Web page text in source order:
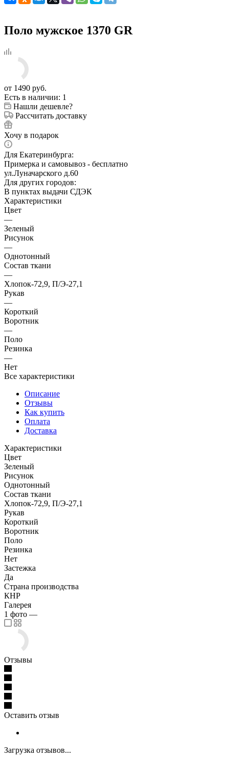
Поло мужское 1370 GR
от 1490 руб.
Есть в наличии: 1
Нашли дешевле?
Рассчитать доставку
Хочу в подарок
Для Екатеринбурга:
Примерка и самовывоз - бесплатно
ул.Луначарского д.60
Для других городов:
В пунктах выдачи СДЭК
Характеристики
Цвет
—
Зеленый
Рисунок
—
Однотонный
Состав ткани
—
Хлопок-72,9, П/Э-27,1
Рукав
—
Короткий
Воротник
—
Поло
Резинка
—
Нет
Все характеристики
Описание
Отзывы
Как купить
Оплата
Доставка
Характеристики
Цвет
Зеленый
Рисунок
Однотонный
Состав ткани
Хлопок-72,9, П/Э-27,1
Рукав
Короткий
Воротник
Поло
Резинка
Нет
Застежка
Да
Страна производства
КНР
Галерея
1 фото —
Отзывы
Оставить отзыв
Загрузка отзывов...